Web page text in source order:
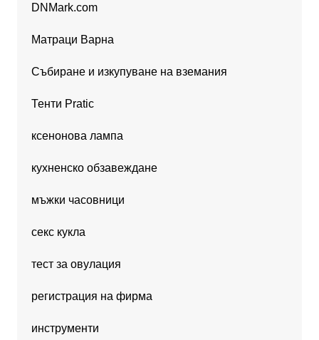
DNMark.com
Матраци Варна
Събиране и изкупуване на вземания
Тенти Pratic
ксенонова лампа
кухненско обзавеждане
мъжки часовници
секс кукла
тест за овулация
регистрация на фирма
инструменти